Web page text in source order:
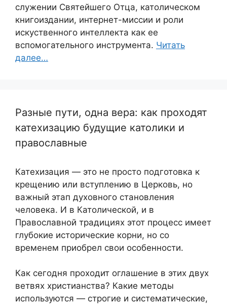
служении Святейшего Отца, католическом
книгоиздании, интернет-миссии и роли
искуственного интеллекта как ее
вспомогательного инструмента. Читать
далее…
Разные пути, одна вера: как проходят
катехизацию будущие католики и
православные
Катехизация — это не просто подготовка к
крещению или вступлению в Церковь, но
важный этап духовного становления
человека. И в Католической, и в
Православной традициях этот процесс имеет
глубокие исторические корни, но со
временем приобрел свои особенности.
Как сегодня проходит оглашение в этих двух
ветвях христианства? Какие методы
используются — строгие и систематические,